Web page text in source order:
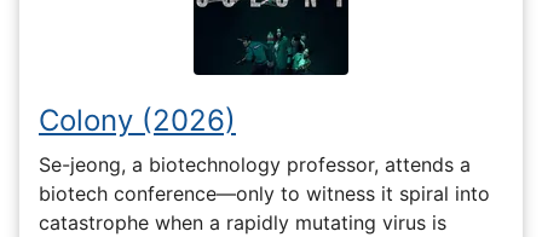
Colony (2026)
Se-jeong, a biotechnology professor, attends a
biotech conference—only to witness it spiral into
catastrophe when a rapidly mutating virus is